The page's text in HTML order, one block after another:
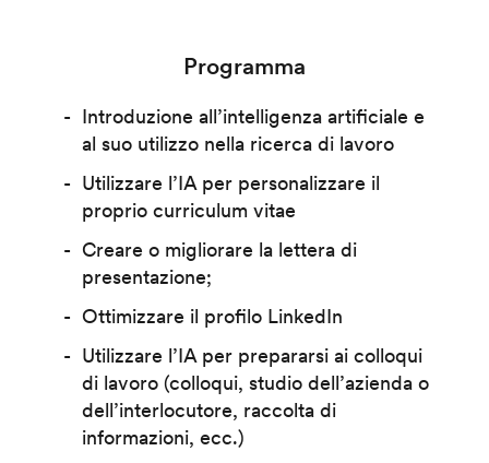
Programma
Introduzione all’intelligenza artificiale e
al suo utilizzo nella ricerca di lavoro
Utilizzare l’IA per personalizzare il
proprio curriculum vitae
Creare o migliorare la lettera di
presentazione;
Ottimizzare il profilo LinkedIn
Utilizzare l’IA per prepararsi ai colloqui
di lavoro (colloqui, studio dell’azienda o
dell’interlocutore, raccolta di
informazioni, ecc.)